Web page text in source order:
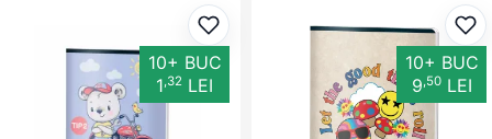
Adaugă la favorite
10+ BUC
1,32 LEI
10+ BUC
9,50LEI